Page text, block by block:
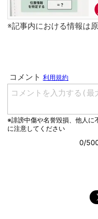
※記事内における情報は